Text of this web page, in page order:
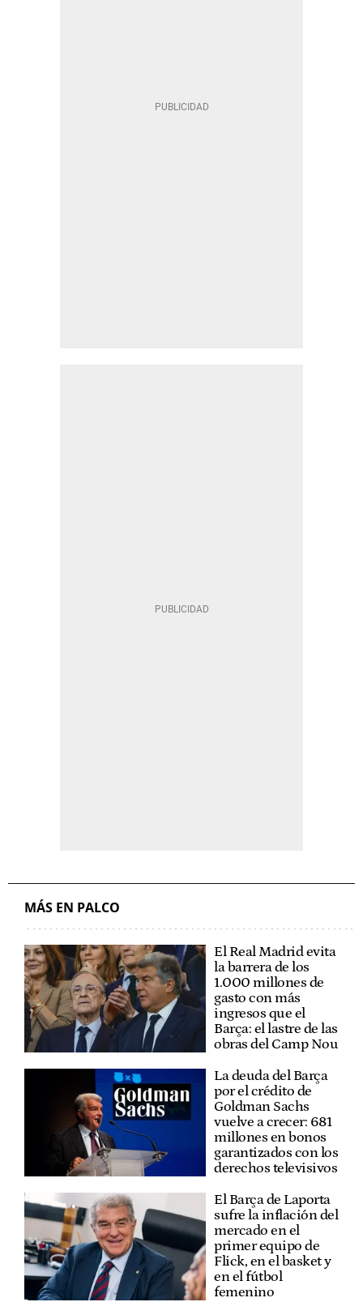
MÁS EN PALCO
El Real Madrid evita
la barrera de los
1.000 millones de
gasto con más
ingresos que el
Barça: el lastre de las
obras del Camp Nou
La deuda del Barça
por el crédito de
Goldman Sachs
vuelve a crecer: 681
millones en bonos
garantizados con los
derechos televisivos
El Barça de Laporta
sufre la inflación del
mercado en el
primer equipo de
Flick, en el basket y
en el fútbol
femenino